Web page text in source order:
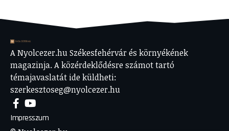
A Nyolcezer.hu Székesfehérvár és környékének
magazinja. A közérdeklődésre számot tartó
témajavaslatát ide küldheti:
szerkesztoseg@nyolcezer.hu
Impresszum